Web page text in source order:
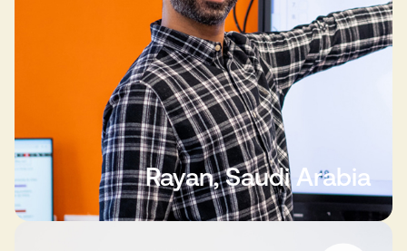
Rayan, Saudi Arabia